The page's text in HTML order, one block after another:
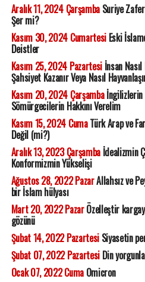
Aralık 11, 2024 ÇarşambaSuriye
Şer mi?
Kasım 30, 2024 CumartesiEski
Deistler
Kasım 25, 2024 Pazartesiİnsan
Şahsiyet Kazanır Veya Nasıl
Kasım 20, 2024 Çarşamba
Sömürgecilerin Hakkını Verelim
Kasım 15, 2024 CumaTürk Arap ve
Değil (mi?)
Aralık 13, 2023 Çarşambaİdealizmin
Konformizmin Yükselişi
Ağustos 28, 2022 PazarAllahsız ve
bir İslam hülyası
Mart 20, 2022 PazarÖzelleştir
gözünü
Şubat 14, 2022 PazartesiSiyasetin
Şubat 07, 2022 PazartesiDin
Ocak 07, 2022 CumaOmicron